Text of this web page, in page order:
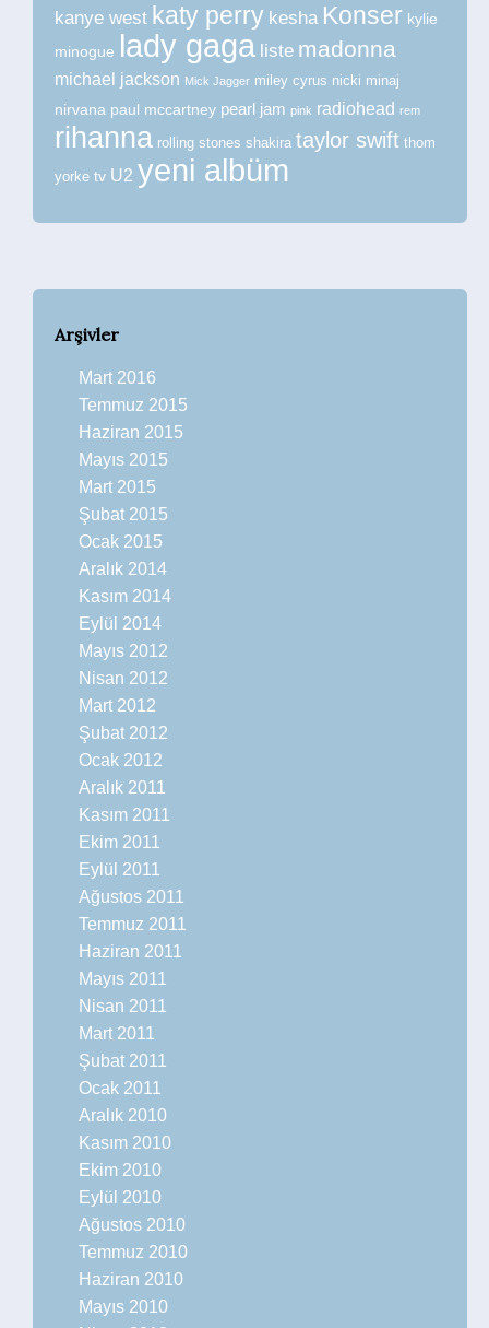
kanye west katy perry kesha Konser kylie
minogue lady gaga liste madonna
michael jackson Mick Jagger miley cyrus nicki minaj
nirvana paul mccartney pearl jam pink radiohead rem
rihanna rolling stones shakira taylor swift thom
yorke tv U2 yeni albüm
Arşivler
Mart 2016
Temmuz 2015
Haziran 2015
Mayıs 2015
Mart 2015
Şubat 2015
Ocak 2015
Aralık 2014
Kasım 2014
Eylül 2014
Mayıs 2012
Nisan 2012
Mart 2012
Şubat 2012
Ocak 2012
Aralık 2011
Kasım 2011
Ekim 2011
Eylül 2011
Ağustos 2011
Temmuz 2011
Haziran 2011
Mayıs 2011
Nisan 2011
Mart 2011
Şubat 2011
Ocak 2011
Aralık 2010
Kasım 2010
Ekim 2010
Eylül 2010
Ağustos 2010
Temmuz 2010
Haziran 2010
Mayıs 2010